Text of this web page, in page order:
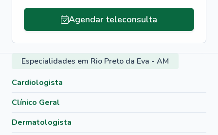
Agendar teleconsulta
Especialidades em Rio Preto da Eva - AM
Cardiologista
Clínico Geral
Dermatologista